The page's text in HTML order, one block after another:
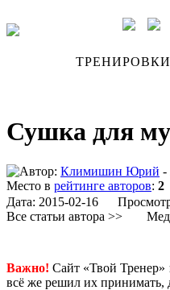
ТРЕНИРОВКИ
Сушка для
Автор: Климишин Юрий -
Место в рейтинге авторов: 2
Дата: 2015-02-16
Все статьи автора >>
Важно! Сайт «Твой Тренер»
всё же решил их принимать,